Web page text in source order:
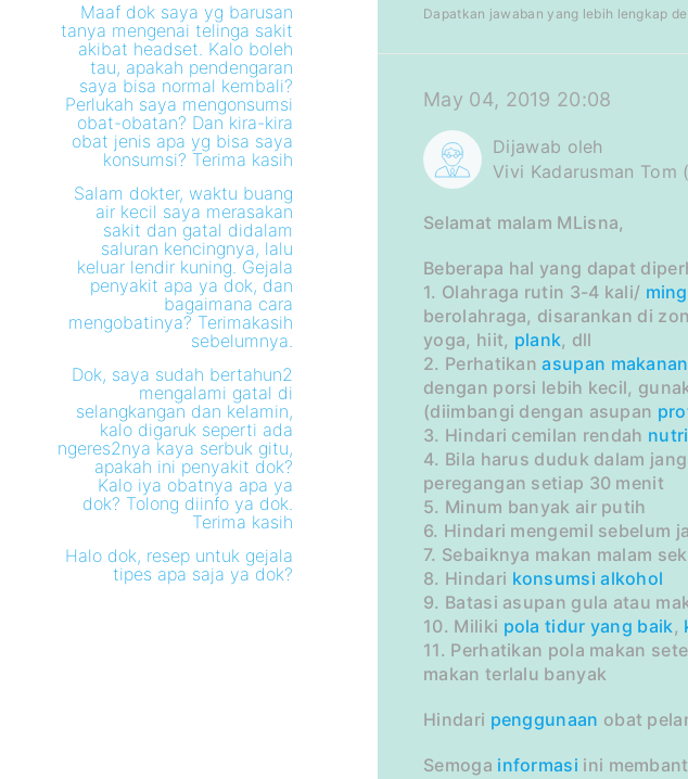
Maaf dok saya yg barusan
tanya mengenai telinga sakit
akibat headset. Kalo boleh
tau, apakah pendengaran
saya bisa normal kembali?
Perlukah saya mengonsumsi
obat-obatan? Dan kira-kira
obat jenis apa yg bisa saya
konsumsi? Terima kasih
Salam dokter, waktu buang
air kecil saya merasakan
sakit dan gatal didalam
saluran kencingnya, lalu
keluar lendir kuning. Gejala
penyakit apa ya dok, dan
bagaimana cara
mengobatinya? Terimakasih
sebelumnya.
Dok, saya sudah bertahun2
mengalami gatal di
selangkangan dan kelamin,
kalo digaruk seperti ada
ngeres2nya kaya serbuk gitu,
apakah ini penyakit dok?
Kalo iya obatnya apa ya
dok? Tolong diinfo ya dok.
Terima kasih
Halo dok, resep untuk gejala
tipes apa saja ya dok?
Dapatkan jawaban yang lebih lengkap
May 04, 2019 20:08
Dijawab oleh
Vivi Kadarusman Tom
Selamat malam MLisna,
Beberapa hal yang dapat
1. Olahraga rutin 3-4 kali/
berolahraga, disarankan di
yoga, hiit, plank, dll
2. Perhatikanasupan makanan
dengan porsi lebih kecil,
(diimbangi dengan asupan
3. Hindari cemilan rendah
4. Bila harus duduk dalam
peregangan setiap 30 menit
5. Minum banyak air putih
6. Hindari mengemil sebelum
7. Sebaiknya makan malam
8. Hindari konsumsi alkohol
9. Batasi asupan gula atau
10. Miliki pola tidur yang baik,
11. Perhatikan pola makan
makan terlalu banyak
Hindari penggunaan obat
Semoga informasi ini